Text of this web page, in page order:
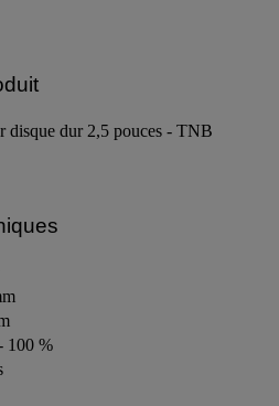
disque dur 2,5 pouces - TNB
100 %